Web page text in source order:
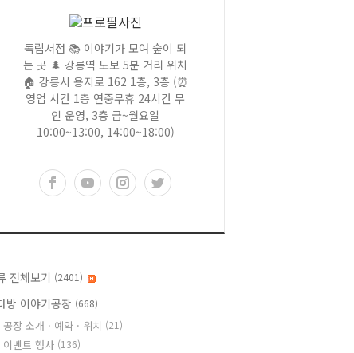
독립서점 📚 이야기가 모여 숲이 되
는 곳 🌲 강릉역 도보 5분 거리 위치
🏠 강릉시 용지로 162 1층, 3층 (⏰
영업 시간 1층 연중무휴 24시간 무
인 운영, 3층 금~월요일
10:00~13:00, 14:00~18:00)
전체보기 (2401)
방 이야기공장 (668)
공장 소개 · 예약 · 위치 (21)
이벤트 행사 (136)